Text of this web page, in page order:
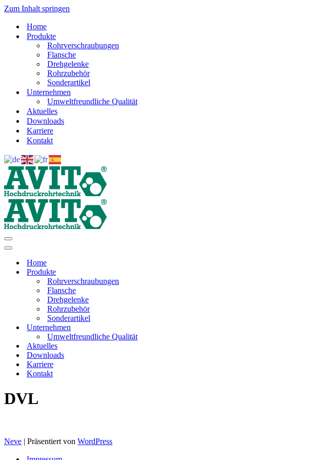
Zum Inhalt springen
Home
Produkte
Rohrverschraubungen
Flansche
Drehgelenke
Rohrzubehör
Sonderartikel
Unternehmen
Umweltfreundliche Qualität
Aktuelles
Downloads
Karriere
Kontakt
Navigations-
Menü
Navigations-
Home
Produkte
Rohrverschraubungen
Flansche
Drehgelenke
Rohrzubehör
Sonderartikel
Unternehmen
Umweltfreundliche Qualität
Aktuelles
Downloads
Karriere
Kontakt
DVL
Neve | Präsentiert von WordPress